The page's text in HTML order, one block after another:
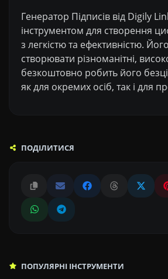
Генератор Підписів від Digily
інструментом для створення
з легкістю та ефективністю.
створювати різноманітні,
безкоштовно робить його
як для окремих осіб, так і для
ПОДІЛИТИСЯ
ПОПУЛЯРНІ ІНСТРУМЕНТИ